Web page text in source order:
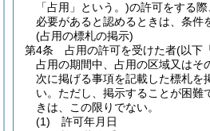
「占用」という。)の許可をする
必要があると認めるときは、条件
(占用の標札の掲示)
第4条
占用の許可を受けた者(以下
占用の期間中、占用の区域又はそ
次に掲げる事項を記載した標札を
い。 ただし、掲示することが困難
きは、この限りでない。
(1)
許可年月日